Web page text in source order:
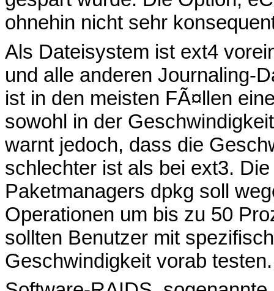
ohnehin nicht sehr
Als Dateisystem ist ext4
und alle anderen Journaling-
ist in den meisten FÃ¤llen
sowohl in der
warnt jedoch, dass die
schlechter ist als bei ext3.
Paketmanagers dpkg soll
Operationen um bis zu 50
sollten Benutzer mit
Geschwindigkeit vorab testen.